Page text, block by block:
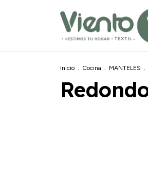
Inicio . Cocina . MANTELES .